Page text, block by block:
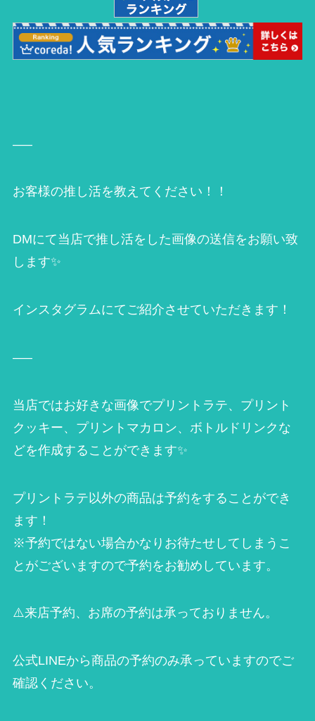
—–
お客様の推し活を教えてください！！
DMにて当店で推し活をした画像の送信をお願い致
します✨
インスタグラムにてご紹介させていただきます！
—–
当店ではお好きな画像でプリントラテ、プリント
クッキー、プリントマカロン、ボトルドリンクな
どを作成することができます✨
プリントラテ以外の商品は予約をすることができ
ます！
※予約ではない場合かなりお待たせしてしまうこ
とがございますので予約をお勧めしています。
⚠️来店予約、お席の予約は承っておりません。
公式LINEから商品の予約のみ承っていますのでご
確認ください。